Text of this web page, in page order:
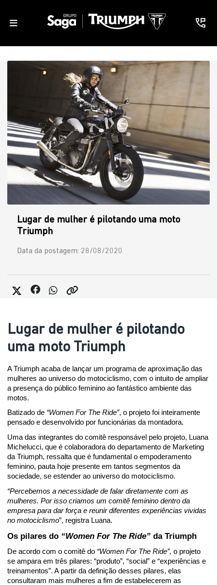
Lugar de mulher é pilotando uma moto
Triumph
Data da postagem: 28/08/2020
Lugar de mulher é pilotando
uma moto Triumph
A Triumph acaba de lançar um programa de aproximação das
mulheres ao universo do motociclismo, com o intuito de ampliar
a presença do público feminino ao fantástico ambiente das
motos.
Batizado de “Women For The Ride”, o projeto foi inteiramente
pensado e desenvolvido por funcionárias da montadora.
Uma das integrantes do comitê responsável pelo projeto, Luana
Michelucci, que é colaboradora do departamento de Marketing
da Triumph, ressalta que é fundamental o empoderamento
feminino, pauta hoje presente em tantos segmentos da
sociedade, se estender ao universo do motociclismo.
“Percebemos a necessidade de falar diretamente com as
mulheres. Por isso criamos um comitê feminino dentro da
empresa para dar força e reunir diferentes experiências vividas
no motociclismo”, registra Luana.
Os pilares do “Women For The Ride” da Triumph
De acordo com o comitê do “Women For The Ride”, o projeto
se ampara em três pilares: “produto”, “social” e “experiências e
treinamentos”. A partir da definição desses pilares, elas
consultaram mais mulheres a fim de estabelecerem as